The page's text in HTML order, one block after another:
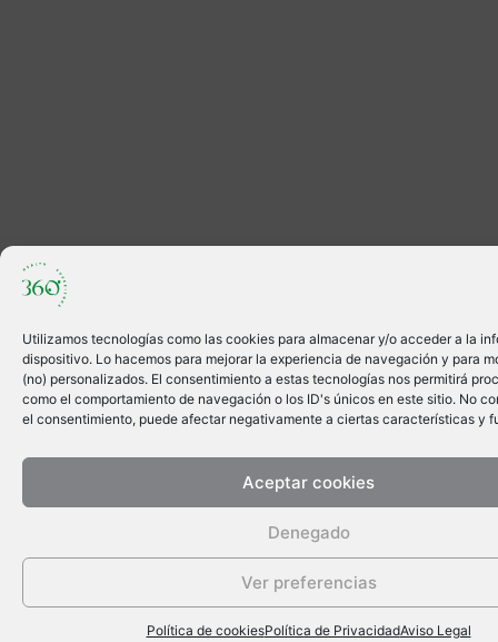
Utilizamos tecnologías como las cookies para almacenar y/o acceder a la
dispositivo. Lo hacemos para mejorar la experiencia de navegación y para
(no) personalizados. El consentimiento a estas tecnologías nos permitirá
como el comportamiento de navegación o los ID's únicos en este sitio. No
el consentimiento, puede afectar negativamente a ciertas características y
Aceptar cookies
Denegado
Ver preferencias
Política de cookiesPolítica de PrivacidadAviso Legal